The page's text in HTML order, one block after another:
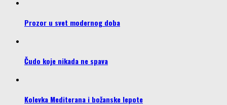
Prozor u svet modernog doba
Čudo koje nikada ne spava
Kolevka Mediterana i božanske lepote